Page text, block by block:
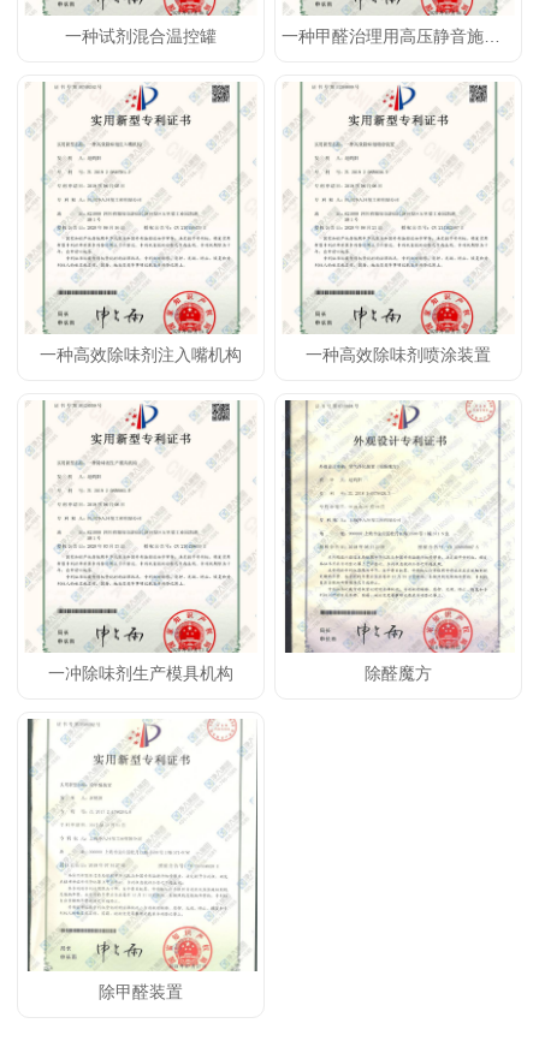
一种试剂混合温控罐
一种高效除味剂注入嘴机构 一种高效除味剂喷涂装置
一冲除味剂生产模具机构 除醛魔方
除甲醛装置